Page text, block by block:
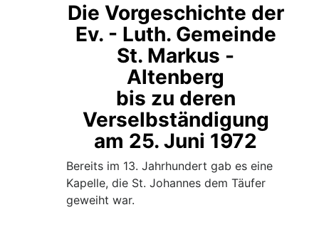
Die Vorgeschichte der
Ev. - Luth. Gemeinde
St. Markus -
Altenberg
bis zu deren
Verselbständigung
am 25. Juni 1972
Bereits im 13. Jahrhundert gab es eine
Kapelle, die St. Johannes dem Täufer
geweiht war.